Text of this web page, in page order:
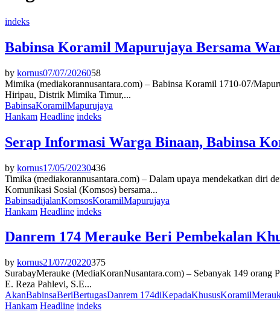
indeks
Babinsa Koramil Mapurujaya Bersama
by kornus07/07/2026058
Mimika (mediakorannusantara.com) – Babinsa Koramil 1710-07/
Hiripau, Distrik Mimika Timur,...
BabinsaKoramilMapurujaya
Hankam Headline indeks
Serap Informasi Warga Binaan, Babinsa
by kornus17/05/20230436
Timika (mediakorannusantara.com) – Dalam upaya mendekatkan diri
Komunikasi Sosial (Komsos) bersama...
BabinsadijalanKomsosKoramilMapurujaya
Hankam Headline indeks
Danrem 174 Merauke Beri Pembekalan
by kornus21/07/20220375
SurabayMerauke (MediaKoranNusantara.com) – Sebanyak 149
E. Reza Pahlevi, S.E...
AkanBabinsaBeriBertugasDanrem 174diKepadaKhususKoramil
Hankam Headline indeks